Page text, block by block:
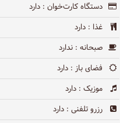
دستگاه کارت‌خوان : دارد
غذا : دارد
صبحانه : ندارد
فضای باز : دارد
موزیک : دارد
رزرو تلفنی : دارد